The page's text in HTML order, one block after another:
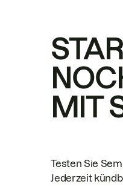
MIT
Testen Sie
Jederzeit